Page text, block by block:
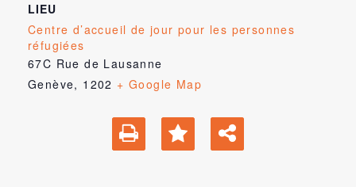
LIEU
Centre d’accueil de jour pour les personnes
réfugiées
67C Rue de Lausanne
Genève, 1202 + Google Map